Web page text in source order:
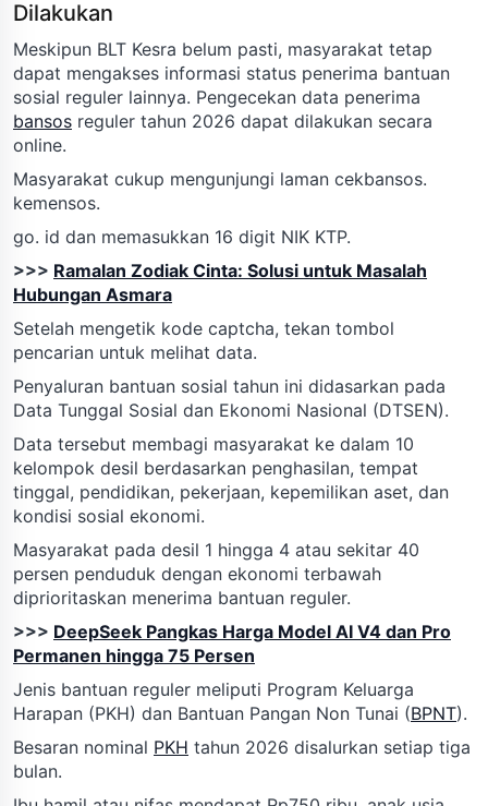
Dilakukan
Meskipun BLT Kesra belum pasti, masyarakat tetap
dapat mengakses informasi status penerima bantuan
sosial reguler lainnya. Pengecekan data penerima
bansos reguler tahun 2026 dapat dilakukan secara
online.
Masyarakat cukup mengunjungi laman cekbansos.
kemensos.
go. id dan memasukkan 16 digit NIK KTP.
>>> Ramalan Zodiak Cinta: Solusi untuk Masalah
Hubungan Asmara
Setelah mengetik kode captcha, tekan tombol
pencarian untuk melihat data.
Penyaluran bantuan sosial tahun ini didasarkan pada
Data Tunggal Sosial dan Ekonomi Nasional (DTSEN).
Data tersebut membagi masyarakat ke dalam 10
kelompok desil berdasarkan penghasilan, tempat
tinggal, pendidikan, pekerjaan, kepemilikan aset, dan
kondisi sosial ekonomi.
Masyarakat pada desil 1 hingga 4 atau sekitar 40
persen penduduk dengan ekonomi terbawah
diprioritaskan menerima bantuan reguler.
>>> DeepSeek Pangkas Harga Model AI V4 dan Pro
Permanen hingga 75 Persen
Jenis bantuan reguler meliputi Program Keluarga
Harapan (PKH) dan Bantuan Pangan Non Tunai (BPNT).
Besaran nominal PKH tahun 2026 disalurkan setiap tiga
bulan.